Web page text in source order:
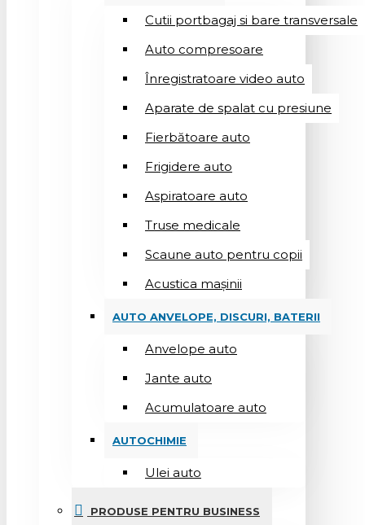
Cutii portbagaj si bare transversale
Auto compresoare
Înregistratoare video auto
Aparate de spalat cu presiune
Fierbătoare auto
Frigidere auto
Aspiratoare auto
Truse medicale
Scaune auto pentru copii
Acustica mașinii
AUTO ANVELOPE, DISCURI, BATERII
Anvelope auto
Jante auto
Acumulatoare auto
AUTOCHIMIE
Ulei auto
PRODUSE PENTRU BUSINESS